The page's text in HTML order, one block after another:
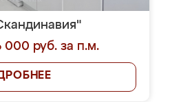
000 руб. за п.м.